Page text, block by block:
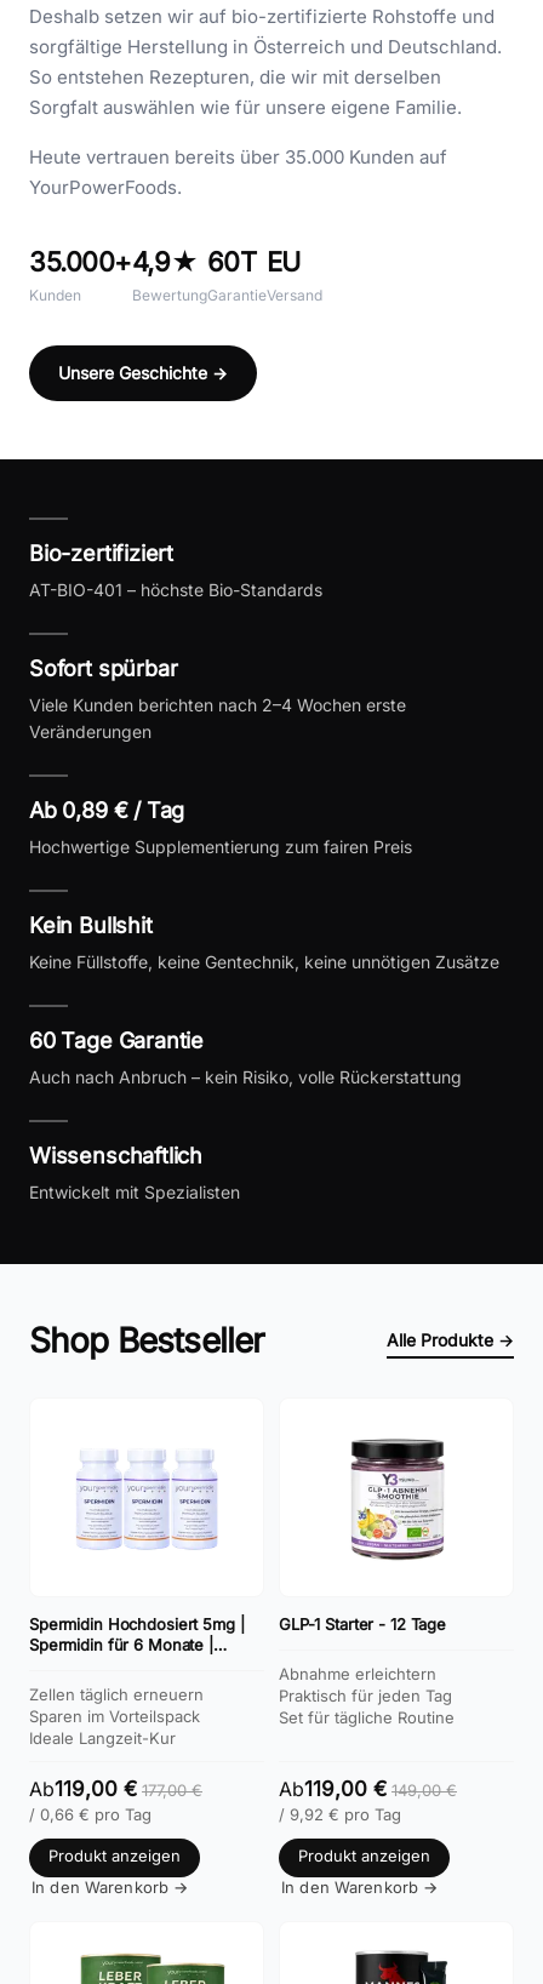
Deshalb setzen wir auf bio-zertifizierte Rohstoffe und
sorgfältige Herstellung in Österreich und Deutschland.
So entstehen Rezepturen, die wir mit derselben
Sorgfalt auswählen wie für unsere eigene Familie.
Heute vertrauen bereits über 35.000 Kunden auf
YourPowerFoods.
35.000+
Kunden
4,9★
Bewertung
60T
Garantie
EU
Versand
Unsere Geschichte →
Bio-zertifiziert
AT-BIO-401 – höchste Bio-Standards
Sofort spürbar
Viele Kunden berichten nach 2–4 Wochen erste
Veränderungen
Ab 0,89 € / Tag
Hochwertige Supplementierung zum fairen Preis
Kein Bullshit
Keine Füllstoffe, keine Gentechnik, keine unnötigen Zusätze
60 Tage Garantie
Auch nach Anbruch – kein Risiko, volle Rückerstattung
Wissenschaftlich
Entwickelt mit Spezialisten
Shop Bestseller Alle Produkte →
Spermidin Hochdosiert 5mg |
Spermidin für 6 Monate |
Kaufen | 3-er Vorteilsset
Zellen täglich erneuern
Sparen im Vorteilspack
Ideale Langzeit-Kur
Ab119,00 € 177,00€
/ 0,66 € pro Tag
Produkt anzeigen
In den Warenkorb →
GLP-1 Starter - 12 Tage
Abnahme erleichtern
Praktisch für jeden Tag
Set für tägliche Routine
Ab119,00 € 149,00€
/ 9,92 € pro Tag
Produkt anzeigen
In den Warenkorb →